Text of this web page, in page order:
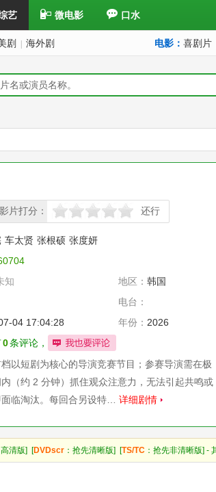
艺 微电影 口水
剧 海外剧 电影： 喜剧片
片打分：
较差 还行推荐 力荐 还行
车太贤 张根硕 张度妍
知 地区： 韩国
电台：
04 17:04:28 年份： 2026
0条评论，
以短剧为核心的导演竞赛节目；参赛导演需在极
（约 2 分钟）抓住观众注意力，无法引起共鸣或
临淘汰。每回合另设特… 详细剧情
高清版] [DVDscr ：抢先清晰版] [TS/TC ：抢先非清晰版] -